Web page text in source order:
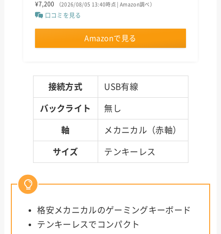
¥7,200
（2026/08/05 13:40時点 | Amazon調べ）
口コミを見る
Amazonで見る
接続方式 USB有線
バックライト 無し
軸 メカニカル（赤軸）
サイズ テンキーレス
格安メカニカルのゲーミングキーボード
テンキーレスでコンパクト